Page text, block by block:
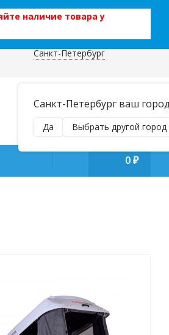
наличие товара у
Санкт-Петербург
Санкт-Петербург ваш
Да Выбрать другой город
наложенным платежом!
manager@regiontehsnab.ru
0 ₽